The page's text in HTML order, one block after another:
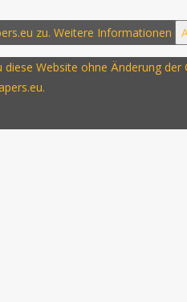
zu. Weitere Informationen
Website ohne Änderung